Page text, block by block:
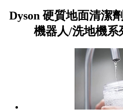
Dyson 硬質地面清潔
機器人/洗地機系